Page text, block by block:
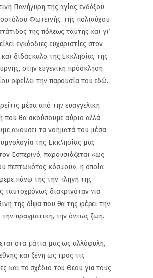
Πανήγυρη της αγίας ενδόξου
Φωτεινής, της πολιούχου
της πόλεως ταύτης και γι᾽
εγκάρδιες ευχαριστίες στον
διδάσκαλο της Εκκλησίας της
στην ευγενική πρόσκληση
οφείλει την παρουσία του εδώ.
μέσα από την ευαγγελική
που θα ακούσουμε αύριο αλλά
ακούσει τα νοήματά του μέσα
της Εκκλησίας μας
Εσπερινό, παρουσιάζεται «ως
πεπτωκότος κόσμου», η οποία
πάνω της την πληγή της
ταυτοχρόνως διακρινόταν για
της δίψα που θα της φέρει την
την πραγματική, την όντως ζωή.
στα μάτια μας ως αλλόφυλη,
και ξένη ως προς τις
και το σχέδιο του Θεού για τους